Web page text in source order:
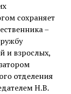
сохраняет
–
и взрослых,
отделения
Н.В.